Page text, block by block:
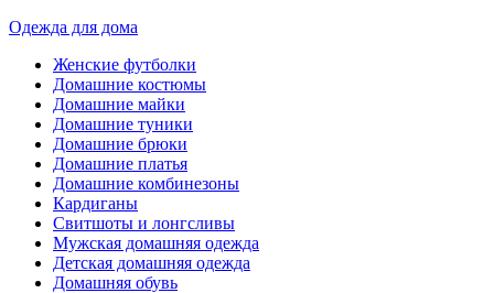
Одежда для дома
Женские футболки
Домашние костюмы
Домашние майки
Домашние туники
Домашние брюки
Домашние платья
Домашние комбинезоны
Кардиганы
Свитшоты и лонгсливы
Мужская домашняя одежда
Детская домашняя одежда
Домашняя обувь